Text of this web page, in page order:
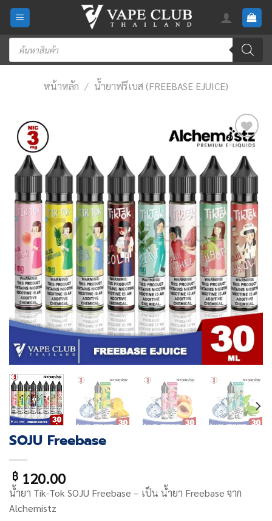
Skip
content
Products
search
หน้าหลัก / น้ำยาฟรีเบส (FREEBASE EJUICE)
Add
to
wishlist
SOJU Freebase
฿120.00
น้ำยา Tik-Tok SOJU Freebase – เป็น น้ำยา Freebase จาก
Alchemistz